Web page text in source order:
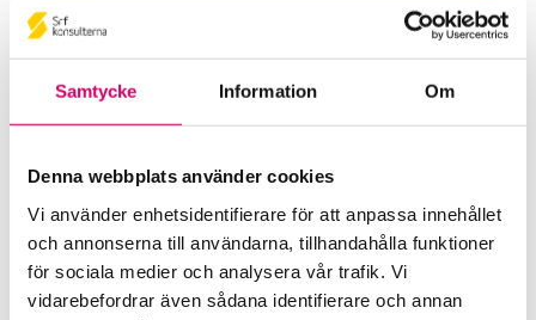
Samtycke Information Om
Denna webbplats använder cookies
Vi använder enhetsidentifierare för att anpassa innehållet
och annonserna till användarna, tillhandahålla funktioner
för sociala medier och analysera vår trafik. Vi
vidarebefordrar även sådana identifierare och annan
AB Kullans Lön & Redovisning
Srf Auktoriserade konsulter